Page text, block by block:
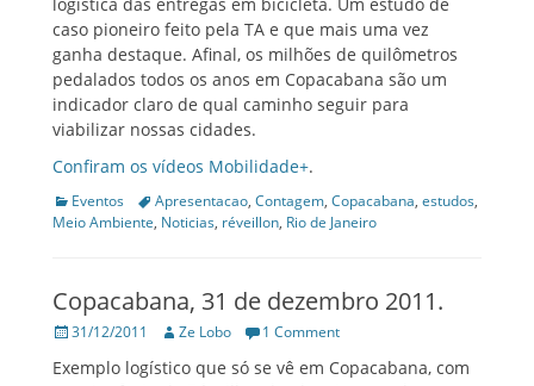
caso pioneiro feito pela TA e que mais uma vez
ganha destaque. Afinal, os milhões de quilômetros
pedalados todos os anos em Copacabana são um
indicador claro de qual caminho seguir para
viabilizar nossas cidades.
Confiram os vídeos Mobilidade+.
Categories
Eventos TagsApresentacao, Contagem, Copacabana, estudos,
Meio Ambiente, Noticias, réveillon, Rio de Janeiro
Copacabana, 31 de dezembro 2011.
Posted
31/12/2011 Author
Ze Lobo 1 Comment
Exemplo logístico que só se vê em Copacabana, com